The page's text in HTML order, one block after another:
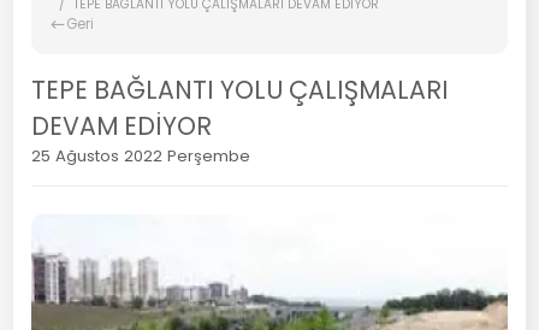
TEPE BAĞLANTI YOLU ÇALIŞMALARI DEVAM EDİYOR
Geri
TEPE BAĞLANTI YOLU ÇALIŞMALARI
DEVAM EDİYOR
25 Ağustos 2022 Perşembe